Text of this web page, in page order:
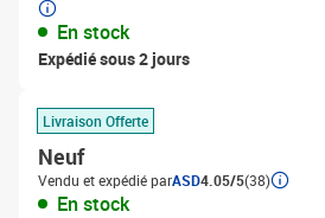
En stock
Expédié sous 2 jours
Livraison Offerte
Neuf
Vendu et expédié parASD4.05/5(38)
En stock